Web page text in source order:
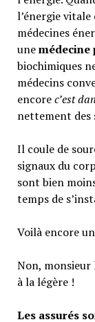
l’énergie vitale
médecines
unemédecine
biochimiques
médecins
encorec’est
nettement des
Il coule de
signaux du
sont bien
temps de
Voilà encore
Non, monsieur
à la légère !
Les assurés